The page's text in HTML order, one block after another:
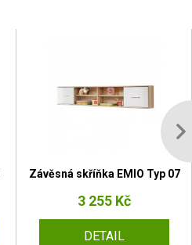
Závěsná skříňka EMIO Typ 07
3 255 Kč
DETAIL